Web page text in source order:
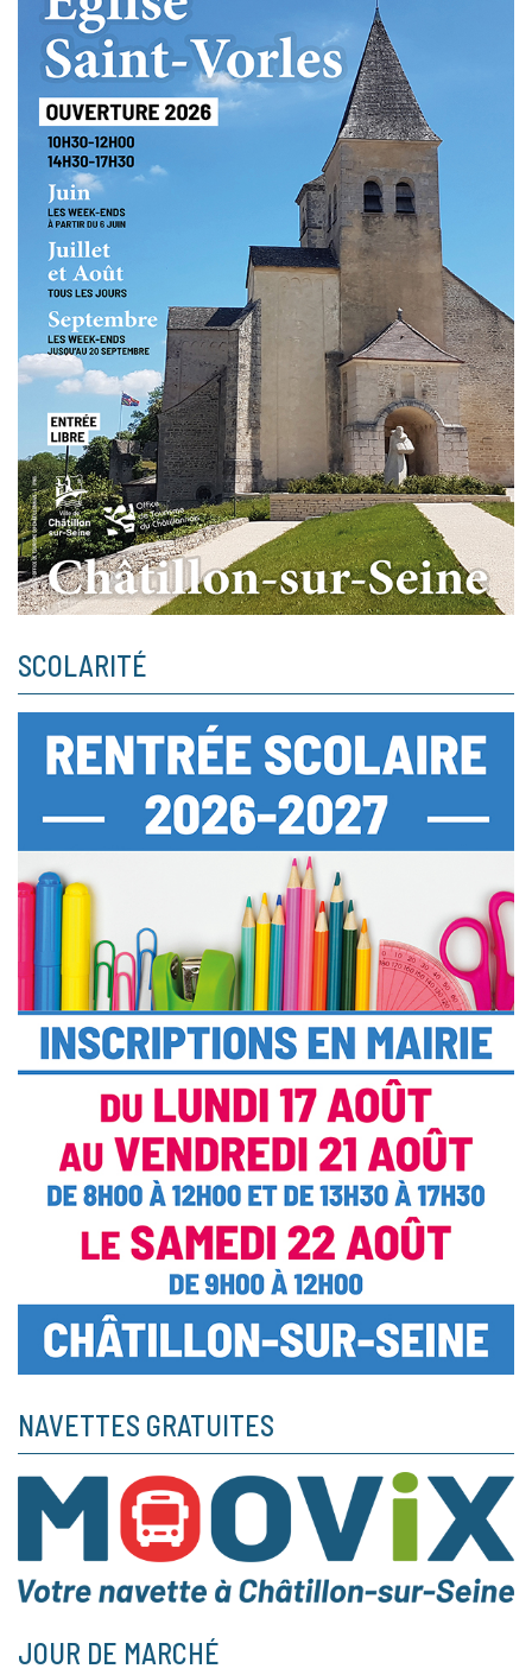
SCOLARITÉ
NAVETTES GRATUITES
JOUR DE MARCHÉ